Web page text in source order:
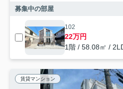
募集中の部屋
102
22万円
1階 / 58.08㎡ /
賃貸マンション